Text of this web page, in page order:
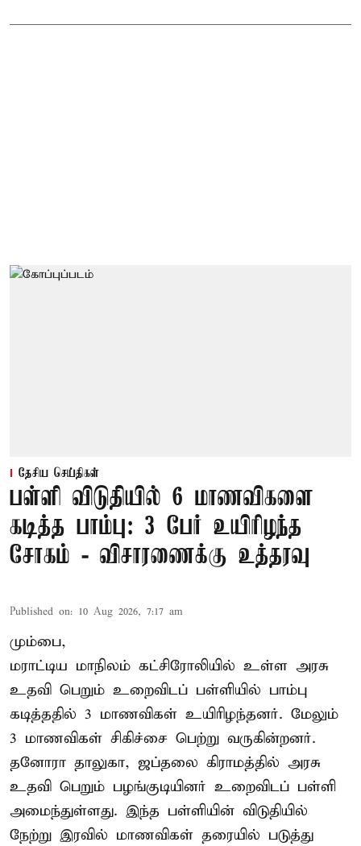
தேசிய செய்திகள்
பள்ளி விடுதியில் 6 மாணவிகளை
கடித்த பாம்பு: 3 பேர் உயிரிழந்த
சோகம் - விசாரணைக்கு உத்தரவு
Published on: 10 Aug 2026, 7:17 am
மும்பை,
மராட்டிய மாநிலம் கட்சிரோலியில் உள்ள அரசு
உதவி பெறும் உறைவிடப் பள்ளியில் பாம்பு
கடித்ததில் 3 மாணவிகள் உயிரிழந்தனர். மேலும்
3 மாணவிகள் சிகிச்சை பெற்று வருகின்றனர்.
தனோரா தாலுகா, ஜப்தலை கிராமத்தில் அரசு
உதவி பெறும் பழங்குடியினர் உறைவிடப் பள்ளி
அமைந்துள்ளது. இந்த பள்ளியின் விடுதியில்
நேற்று இரவில் மாணவிகள் தரையில் படுத்து